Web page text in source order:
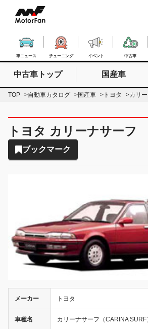
車ニュース チューニング イベント 中古車
検索したいキーワードを入力
中古車トップ 国産車
TOP 自動車カタログ 国産車 トヨタ カリ
トヨタ カリーナサーフ
ブックマーク
メーカー トヨタ
車種名 カリーナサーフ（CARINA SURF